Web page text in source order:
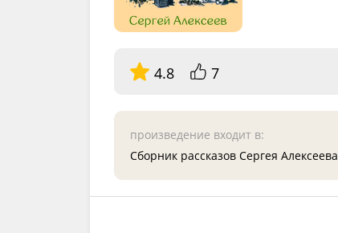
4.8 7
произведение входит в:
Сборник рассказов Сергея Алексеева